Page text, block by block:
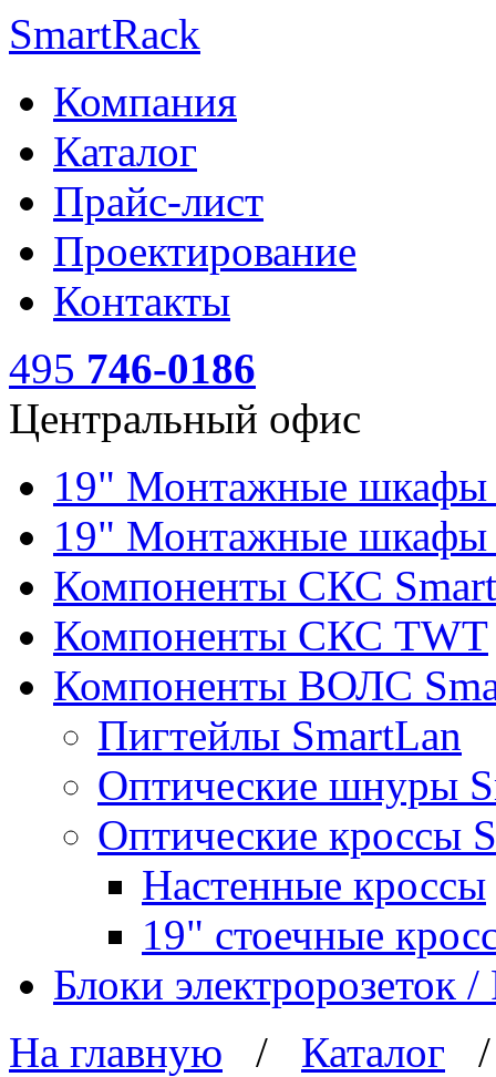
SmartRack
Компания
Каталог
Прайс-лист
Проектирование
Контакты
495 746-0186
Центральный офис
19" Монтажные
19" Монтажные шкафы
Компоненты СКС
Компоненты СКС TWT
Компоненты ВОЛС
Пигтейлы SmartLan
Оптические шнуры
Оптические кроссы
Настенные кроссы
19" стоечные
Блоки электророзеток
На главную / Каталог